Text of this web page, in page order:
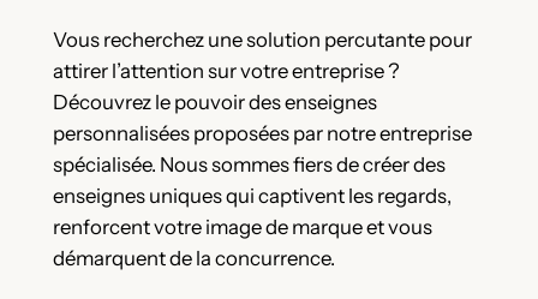
Vous recherchez une solution percutante pour
attirer l’attention sur votre entreprise ?
Découvrez le pouvoir des enseignes
personnalisées proposées par notre entreprise
spécialisée. Nous sommes fiers de créer des
enseignes uniques qui captivent les regards,
renforcent votre image de marque et vous
démarquent de la concurrence.